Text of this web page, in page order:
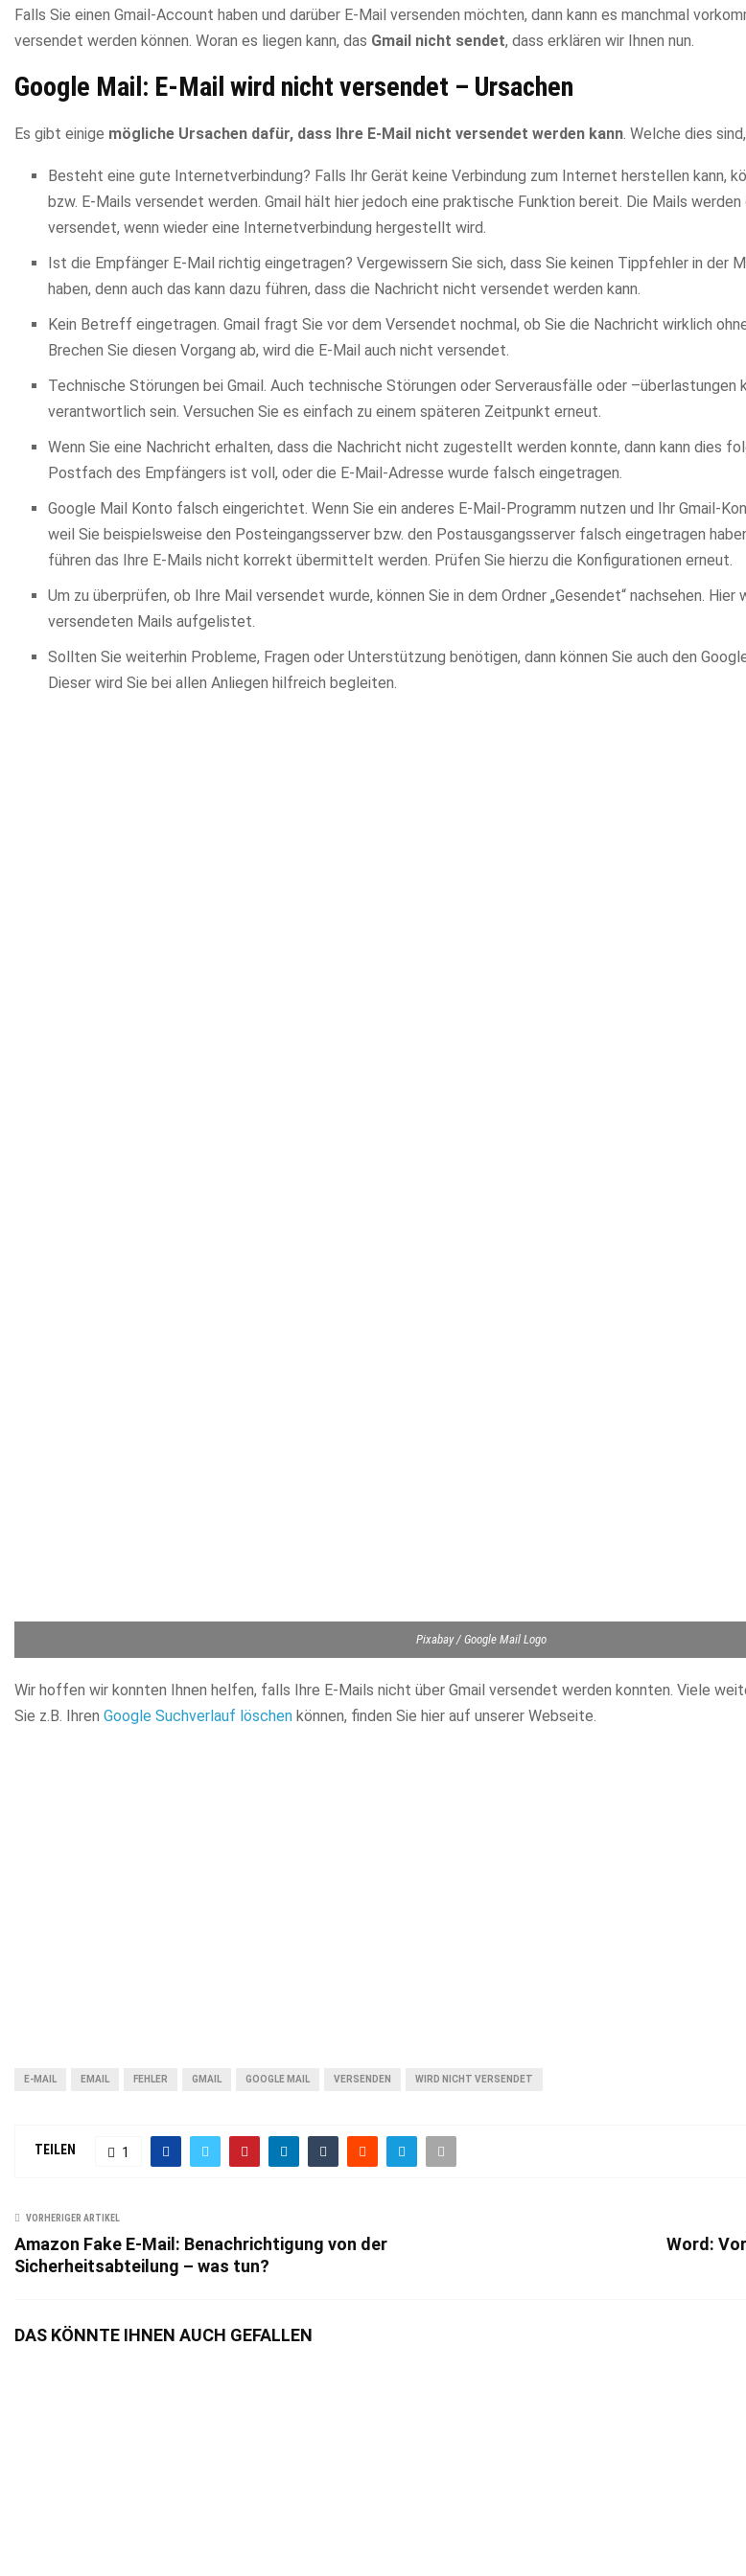
Falls Sie einen Gmail-Account haben und darüber E-Mail versenden möchten, dann kann es manchmal
versendet werden können. Woran es liegen kann, das Gmail nicht sendet, dass erklären wir Ihnen nun.
Google Mail: E-Mail wird nicht versendet – Ursachen
Es gibt einige mögliche Ursachen dafür, dass Ihre E-Mail nicht versendet werden kann . Welche dies
Besteht eine gute Internetverbindung? Falls Ihr Gerät keine Verbindung zum Internet herstellen kann,
bzw. E-Mails versendet werden. Gmail hält hier jedoch eine praktische Funktion bereit. Die Mails
versendet, wenn wieder eine Internetverbindung hergestellt wird.
Ist die Empfänger E-Mail richtig eingetragen? Vergewissern Sie sich, dass Sie keinen Tippfehler in der
haben, denn auch das kann dazu führen, dass die Nachricht nicht versendet werden kann.
Kein Betreff eingetragen. Gmail fragt Sie vor dem Versendet nochmal, ob Sie die Nachricht wirklich
Brechen Sie diesen Vorgang ab, wird die E-Mail auch nicht versendet.
Technische Störungen bei Gmail. Auch technische Störungen oder Serverausfälle oder –überlastungen
verantwortlich sein. Versuchen Sie es einfach zu einem späteren Zeitpunkt erneut.
Wenn Sie eine Nachricht erhalten, dass die Nachricht nicht zugestellt werden konnte, dann kann dies
Postfach des Empfängers ist voll, oder die E-Mail-Adresse wurde falsch eingetragen.
Google Mail Konto falsch eingerichtet. Wenn Sie ein anderes E-Mail-Programm nutzen und Ihr Gmail-
weil Sie beispielsweise den Posteingangsserver bzw. den Postausgangsserver falsch eingetragen
führen das Ihre E-Mails nicht korrekt übermittelt werden. Prüfen Sie hierzu die Konfigurationen erneut.
Um zu überprüfen, ob Ihre Mail versendet wurde, können Sie in dem Ordner „Gesendet“ nachsehen.
versendeten Mails aufgelistet.
Sollten Sie weiterhin Probleme, Fragen oder Unterstützung benötigen, dann können Sie auch den
Dieser wird Sie bei allen Anliegen hilfreich begleiten.
Pixabay / Google Mail Logo
Wir hoffen wir konnten Ihnen helfen, falls Ihre E-Mails nicht über Gmail versendet werden konnten. Viele
Sie z.B. Ihren Google Suchverlauf löschen können, finden Sie hier auf unserer Webseite.
E-MAIL EMAIL FEHLER GMAIL GOOGLE MAIL VERSENDEN WIRD NICHT VERSENDET
TEILEN 1
VORHERIGER ARTIKEL
Amazon Fake E-Mail: Benachrichtigung von der
Sicherheitsabteilung – was tun?
Word:
DAS KÖNNTE IHNEN AUCH GEFALLEN